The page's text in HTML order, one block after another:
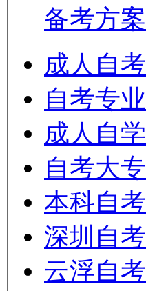
备考方案
成人自
自考专
成人自
自考大
本科自
深圳自
云浮自